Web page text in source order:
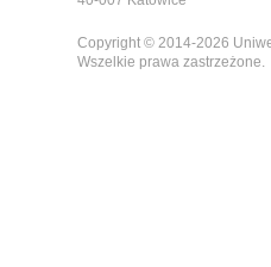
Copyright © 2014-2026
Wszelkie prawa zastrzeżone.